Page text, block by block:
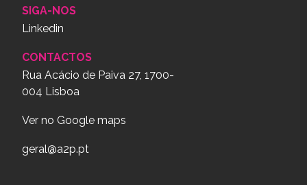
SIGA-NOS
Linkedin
CONTACTOS
Rua Acácio de Paiva 27, 1700-
004 Lisboa
Ver no Google maps
geral@a2p.pt